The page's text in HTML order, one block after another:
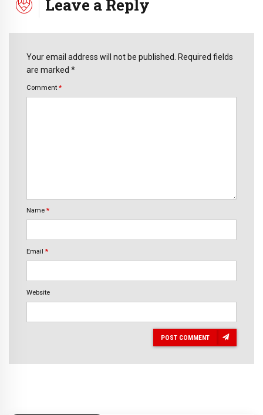
Leave a Reply
Your email address will not be published. Required fields
are marked *
Comment *
Name *
Email *
Website
POST COMMENT